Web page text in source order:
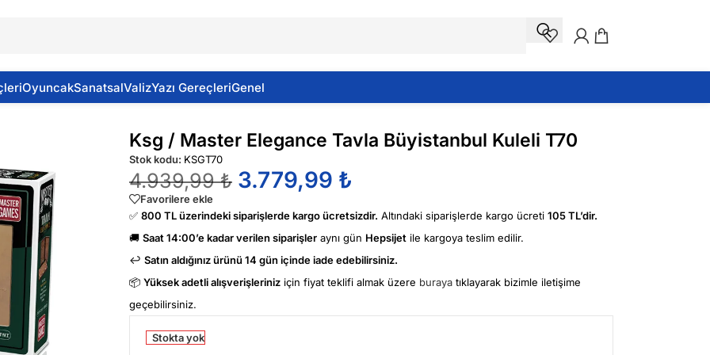
OyuncakSanatsalValizYazı GereçleriGenel
T70
Ksg / Master Elegance Tavla Büyistanbul Kuleli T70
Stok kodu: KSGT70
4.939,99₺ 3.779,99 ₺
Favorilere ekle
✅ 800 TL üzerindeki siparişlerde kargo ücretsizdir. Altındaki siparişlerde kargo ücreti 105 TL’dir.
🚚 Saat 14:00’e kadar verilen siparişler aynı gün Hepsijet ile kargoya teslim edilir.
↩️ Satın aldığınız ürünü 14 gün içinde iade edebilirsiniz.
📦 Yüksek adetli alışverişleriniz için fiyat teklifi almak üzere buraya tıklayarak bizimle iletişime
geçebilirsiniz.
Stokta yok